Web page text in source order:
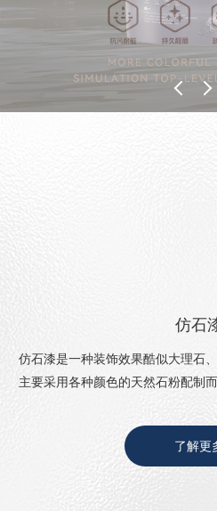
1 2
仿石
仿石漆是一种装饰效果酷似大理石
主要采用各种颜色的天然石粉配制
了解更